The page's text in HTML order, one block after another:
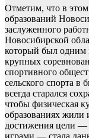
Отметим, что в
образований
заслуженного
Новосибирской
который был одним
крупных
спортивного
сельского спорта
всегда старался
чтобы физическая
образованиях жили
достижения цели —
играми — стала